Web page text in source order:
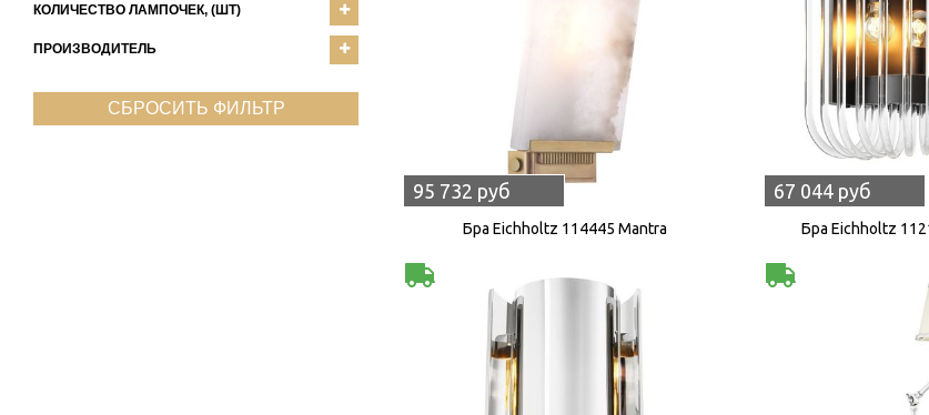
КОЛИЧЕСТВО ЛАМПОЧЕК, (ШТ)
ПРОИЗВОДИТЕЛЬ
СБРОСИТЬ ФИЛЬТР
95 732 руб
Бра Eichholtz 114445 Mantra
67 044 руб
Бра Eichholtz